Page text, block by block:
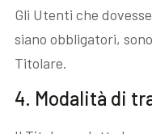
Gli Utenti che
siano obbligatori,
Titolare.
4. Modalità di